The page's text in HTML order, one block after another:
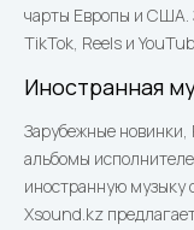
чарты Европы и США.
TikTok, Reels и
Иностранная
Зарубежные
альбомы
иностранную музыку
Xsound.kz